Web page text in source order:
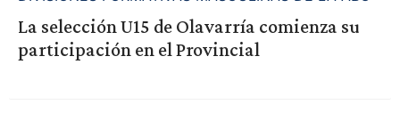
La selección U15 de Olavarría comienza su
participación en el Provincial